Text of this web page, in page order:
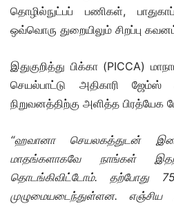
தொழில்நுட்பப் பணிகள்,
ஒவ்வொரு துறையிலும் சிறப்பு
இதுகுறித்து பிக்கா (PICCA)
செயல்பாட்டு அதிகாரி
நிறுவனத்திற்கு அளித்த பிரத்யேக
“ஹவானா செயலகத்துடன்
மாதங்களாகவே நாங்கள்
தொடங்கிவிட்டோம். தற்போது
முழுமையடைந்துள்ளன. எஞ்சிய